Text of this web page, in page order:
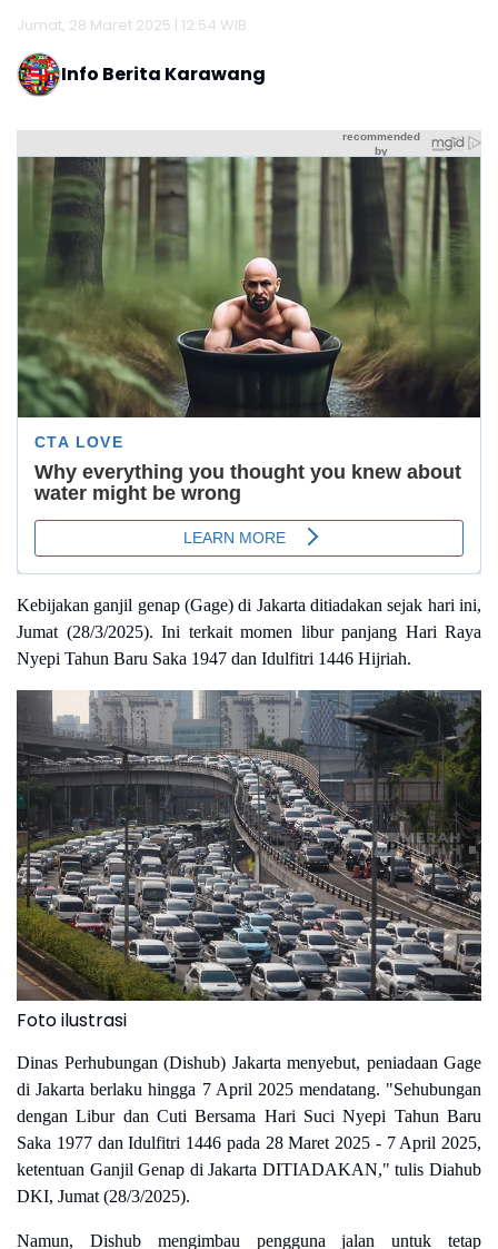
Jumat, 28 Maret 2025 | 12:54 WIB
Info Berita Karawang
Kebijakan ganjil genap (Gage) di Jakarta ditiadakan sejak hari ini,
Jumat (28/3/2025). Ini terkait momen libur panjang Hari Raya
Nyepi Tahun Baru Saka 1947 dan Idulfitri 1446 Hijriah.
Foto ilustrasi
Dinas Perhubungan (Dishub) Jakarta menyebut, peniadaan Gage
di Jakarta berlaku hingga 7 April 2025 mendatang. "Sehubungan
dengan Libur dan Cuti Bersama Hari Suci Nyepi Tahun Baru
Saka 1977 dan Idulfitri 1446 pada 28 Maret 2025 - 7 April 2025,
ketentuan Ganjil Genap di Jakarta DITIADAKAN," tulis Diahub
DKI, Jumat (28/3/2025).
Namun, Dishub mengimbau pengguna jalan untuk tetap